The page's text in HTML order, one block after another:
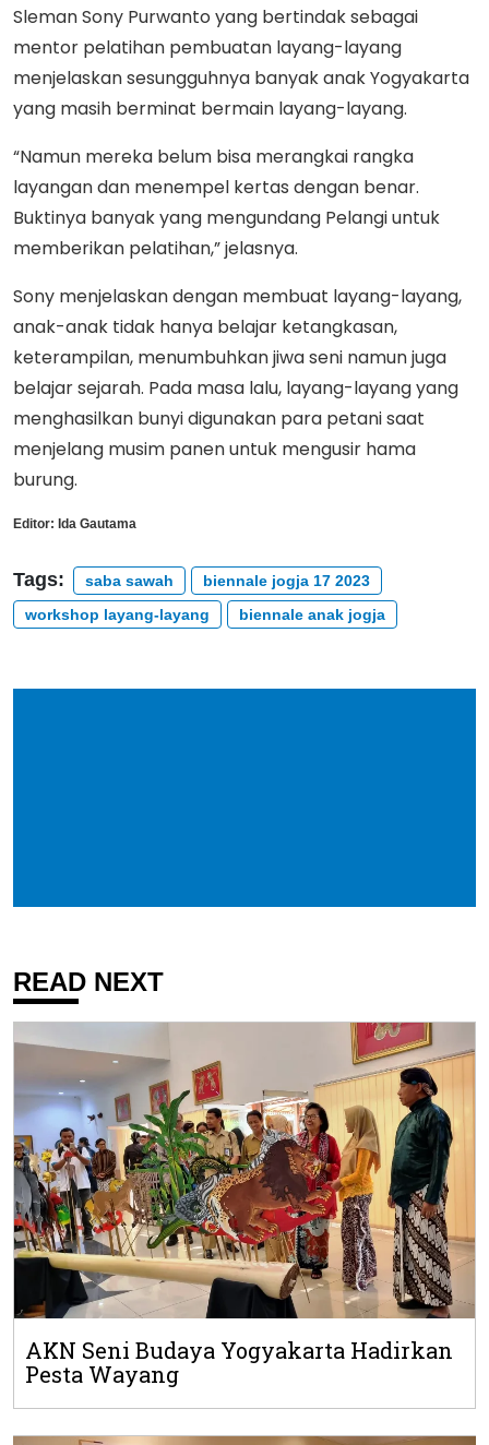
Sleman Sony Purwanto yang bertindak sebagai
mentor pelatihan pembuatan layang-layang
menjelaskan sesungguhnya banyak anak Yogyakarta
yang masih berminat bermain layang-layang.
“Namun mereka belum bisa merangkai rangka
layangan dan menempel kertas dengan benar.
Buktinya banyak yang mengundang Pelangi untuk
memberikan pelatihan,” jelasnya.
Sony menjelaskan dengan membuat layang-layang,
anak-anak tidak hanya belajar ketangkasan,
keterampilan, menumbuhkan jiwa seni namun juga
belajar sejarah. Pada masa lalu, layang-layang yang
menghasilkan bunyi digunakan para petani saat
menjelang musim panen untuk mengusir hama
burung.
Editor: Ida Gautama
Tags: saba sawah
biennale jogja 17 2023
workshop layang-layang
biennale anak jogja
READ NEXT
AKN Seni Budaya Yogyakarta Hadirkan
Pesta Wayang